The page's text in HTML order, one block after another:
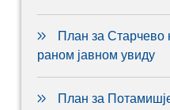
План за Старчево
раном јавном увиду
План за